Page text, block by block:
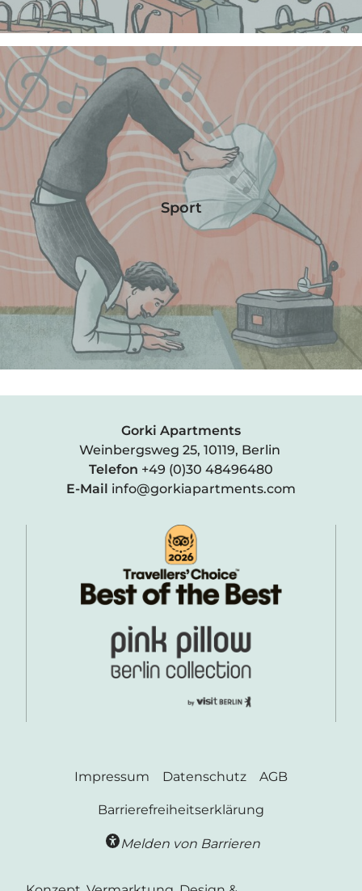
Sport
Gorki Apartments
Weinbergsweg 25, 10119, Berlin
Telefon +49 (0)30 48496480
E-Mail info@gorkiapartments.com
Impressum Datenschutz AGB
Barrierefreiheitserklärung
Melden von Barrieren